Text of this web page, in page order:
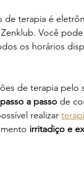
de terapia é
Você
os horários
de terapia
passo a passo de
realizar
irritadiço e